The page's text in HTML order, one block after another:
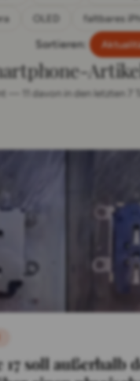
faltbares
Sortieren:
— 11 davon in den letzten 7
17 soll außerhalb